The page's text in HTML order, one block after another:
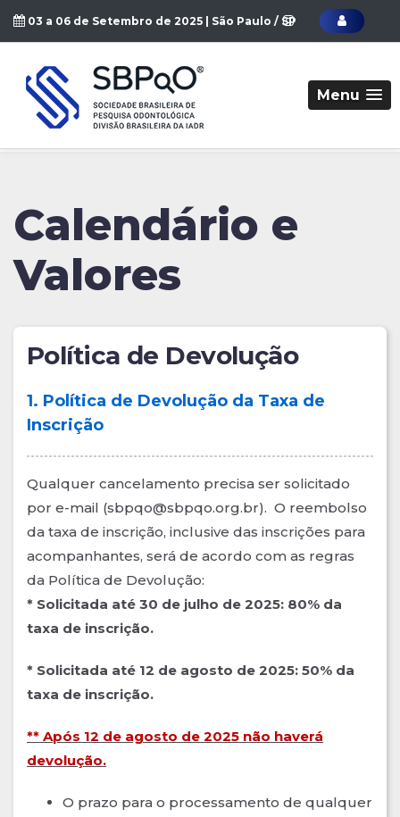
03 a 06 de Setembro de 2025 | São Paulo / SP
Menu
Calendário e
Valores
Política de Devolução
1. Política de Devolução da Taxa de
Inscrição
Qualquer cancelamento precisa ser solicitado
por e-mail (sbpqo@sbpqo.org.br). O reembolso
da taxa de inscrição, inclusive das inscrições para
acompanhantes, será de acordo com as regras
da Política de Devolução:
* Solicitada até 30 de julho de 2025: 80% da
taxa de inscrição.
* Solicitada até 12 de agosto de 2025: 50% da
taxa de inscrição.
** Após 12 de agosto de 2025 não haverá
devolução.
O prazo para o processamento de qualquer